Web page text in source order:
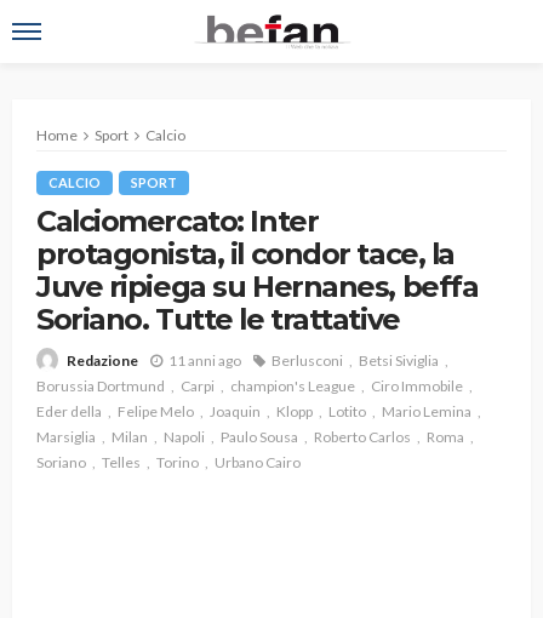
Home Sport Calcio
CALCIO SPORT
Calciomercato: Inter
protagonista, il condor tace, la
Juve ripiega su Hernanes, beffa
Soriano. Tutte le trattative
Redazione 11 anni ago Berlusconi
Betsi Siviglia
Borussia Dortmund
Carpi champion's League
Ciro Immobile
Eder della
Felipe Melo Joaquin Klopp Lotito
Mario Lemina
Marsiglia
Milan Napoli Paulo Sousa Roberto Carlos
Roma
Soriano
Telles Torino Urbano Cairo